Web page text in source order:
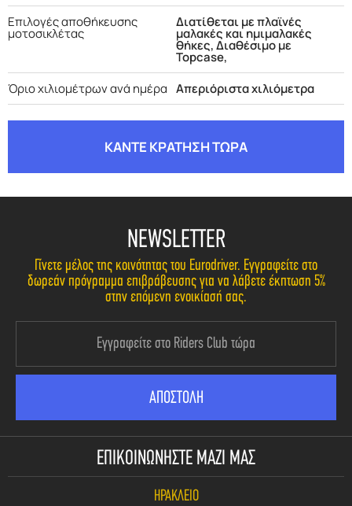
Επιλογές αποθήκευσης
μοτοσικλέτας
Διατίθεται με πλαϊνές
μαλακές και ημιμαλακές
θήκες, Διαθέσιμο με
Topcase,
Όριο χιλιομέτρων ανά ημέρα Απεριόριστα χιλιόμετρα
ΚΑΝΤΕ ΚΡΑΤΗΣΗ ΤΩΡΑ
NEWSLETTER
Γίνετε μέλος της κοινότητας του Eurodriver. Εγγραφείτε στο
δωρεάν πρόγραμμα επιβράβευσης για να λάβετε έκπτωση 5%
στην επόμενη ενοικίασή σας.
ΕΠΙΚΟΙΝΩΝΗΣΤΕ ΜΑΖΙ ΜΑΣ
ΗΡΆΚΛΕΙΟ